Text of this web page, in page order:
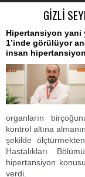
GİZLİ
Hipertansiyon yani
1’inde görülüyor
insan
organların
kontrol altına
şekilde
Hastalıkları
hipertansiyon
verdi.